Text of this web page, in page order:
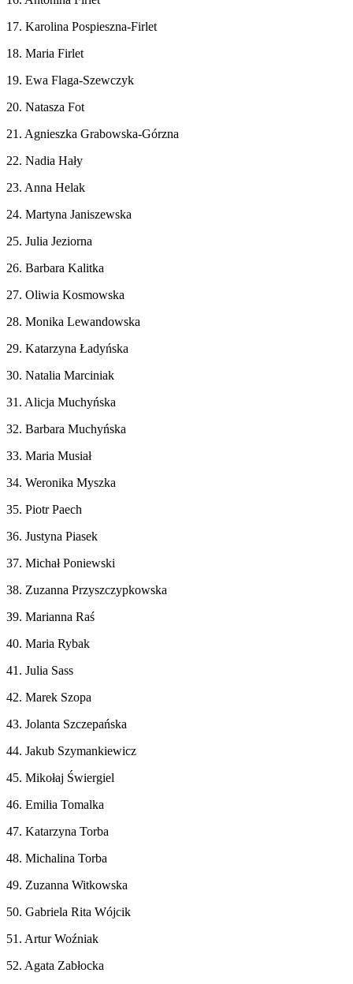
17. Karolina Pospieszna-Firlet
18. Maria Firlet
19. Ewa Flaga-Szewczyk
20. Natasza Fot
21. Agnieszka Grabowska-Górzna
22. Nadia Hały
23. Anna Helak
24. Martyna Janiszewska
25. Julia Jeziorna
26. Barbara Kalitka
27. Oliwia Kosmowska
28. Monika Lewandowska
29. Katarzyna Ładyńska
30. Natalia Marciniak
31. Alicja Muchyńska
32. Barbara Muchyńska
33. Maria Musiał
34. Weronika Myszka
35. Piotr Paech
36. Justyna Piasek
37. Michał Poniewski
38. Zuzanna Przyszczypkowska
39. Marianna Raś
40. Maria Rybak
41. Julia Sass
42. Marek Szopa
43. Jolanta Szczepańska
44. Jakub Szymankiewicz
45. Mikołaj Świergiel
46. Emilia Tomalka
47. Katarzyna Torba
48. Michalina Torba
49. Zuzanna Witkowska
50. Gabriela Rita Wójcik
51. Artur Woźniak
52. Agata Zabłocka